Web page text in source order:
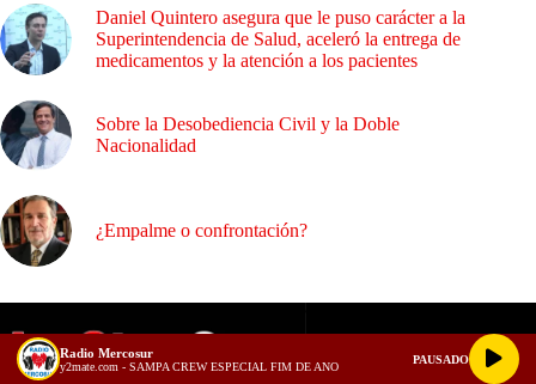
Daniel Quintero asegura que le puso carácter a la
Superintendencia de Salud, aceleró la entrega de
medicamentos y la atención a los pacientes
Sobre la Desobediencia Civil y la Doble
Nacionalidad
¿Empalme o confrontación?
Radio Mercosur
y2mate.com - SAMPA CREW ESPECIAL FIM DE ANO
PAUSADO